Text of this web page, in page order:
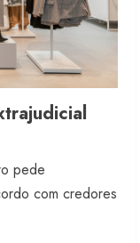
pede
com credores